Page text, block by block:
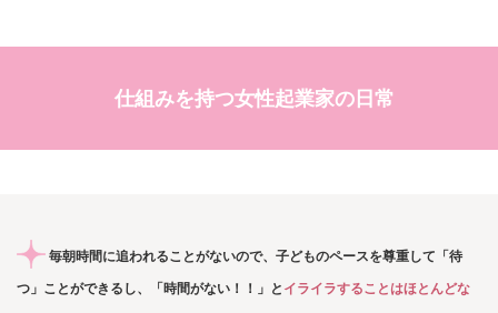
仕組みを持つ女性起業家の日常
毎朝時間に追われることがないので、子どものペースを尊重して「待
つ」ことができるし、「時間がない！！」と イライラすることはほとんどな